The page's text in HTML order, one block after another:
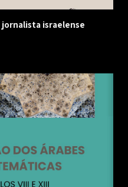
israelense